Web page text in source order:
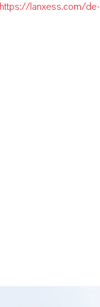
https://lanxess.com/de-